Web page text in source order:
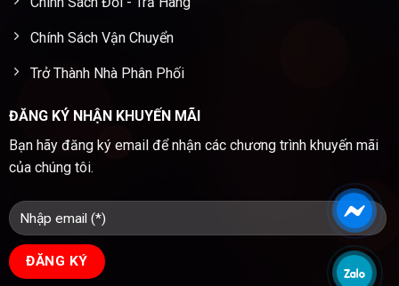
Chính Sách Vận Chuyển
Trở Thành Nhà Phân Phối
ĐĂNG KÝ NHẬN KHUYẾN MÃI
Bạn hãy đăng ký email để nhận các chương trình khuyến mãi
của chúng tôi.